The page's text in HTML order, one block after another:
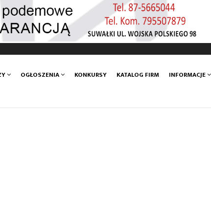
OGŁOSZENIA KONKURSY KATALOG FIRM INFORMACJE